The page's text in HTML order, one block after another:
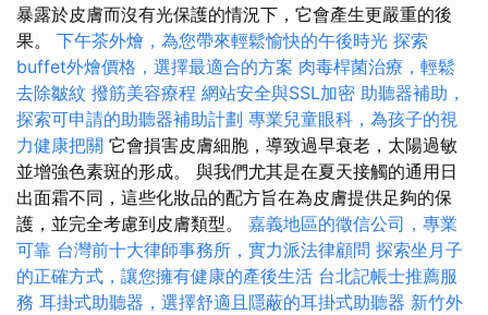
暴露於皮膚而沒有光保護的情況下，它會產生更嚴重的後
果。 下午茶外燴，為您帶來輕鬆愉快的午後時光 探索
buffet外燴價格，選擇最適合的方案 肉毒桿菌治療，輕鬆
去除皺紋 撥筋美容療程 網站安全與SSL加密 助聽器補助，
探索可申請的助聽器補助計劃 專業兒童眼科，為孩子的視
力健康把關 它會損害皮膚細胞，導致過早衰老，太陽過敏
並增強色素斑的形成。 與我們尤其是在夏天接觸的通用日
出面霜不同，這些化妝品的配方旨在為皮膚提供足夠的保
護，並完全考慮到皮膚類型。 嘉義地區的徵信公司，專業
可靠 台灣前十大律師事務所，實力派法律顧問 探索坐月子
的正確方式，讓您擁有健康的產後生活 台北記帳士推薦服
務 耳掛式助聽器，選擇舒適且隱蔽的耳掛式助聽器 新竹外